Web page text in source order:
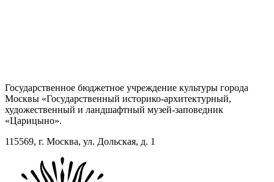
Государственное бюджетное учреждение культуры города
Москвы «Государственный историко-архитектурный,
художественный и ландшафтный музей-заповедник
«Царицыно».
115569, г. Москва, ул. Дольская, д. 1